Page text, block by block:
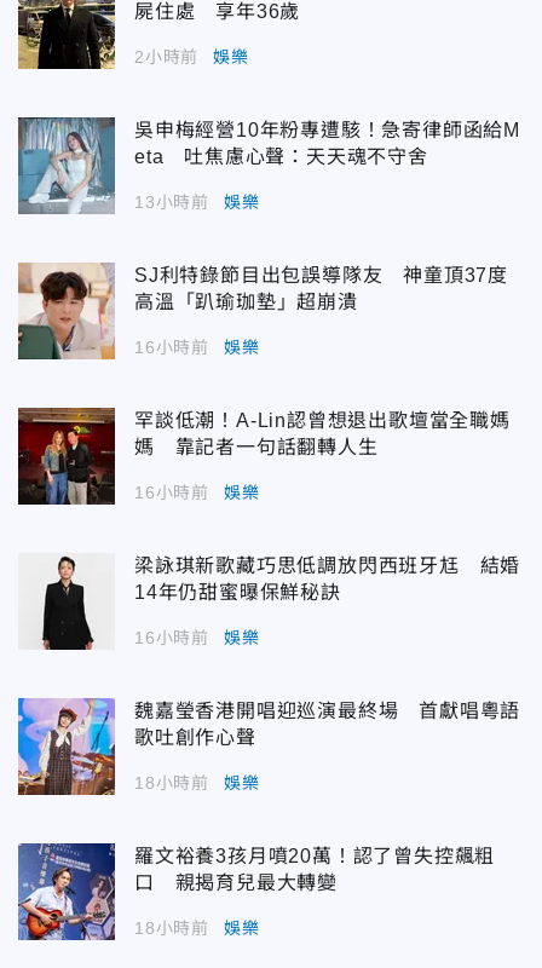
屍住處 享年36歲
2小時前 娛樂
吳申梅經營10年粉專遭駭！急寄律師函給M
eta 吐焦慮心聲：天天魂不守舍
13小時前 娛樂
SJ利特錄節目出包誤導隊友 神童頂37度
高溫「趴瑜珈墊」超崩潰
16小時前 娛樂
罕談低潮！A-Lin認曾想退出歌壇當全職媽
媽 靠記者一句話翻轉人生
16小時前 娛樂
梁詠琪新歌藏巧思低調放閃西班牙尪 結婚
14年仍甜蜜曝保鮮秘訣
16小時前 娛樂
魏嘉瑩香港開唱迎巡演最終場 首獻唱粵語
歌吐創作心聲
18小時前 娛樂
羅文裕養3孩月噴20萬！認了曾失控飆粗
口 親揭育兒最大轉變
18小時前 娛樂